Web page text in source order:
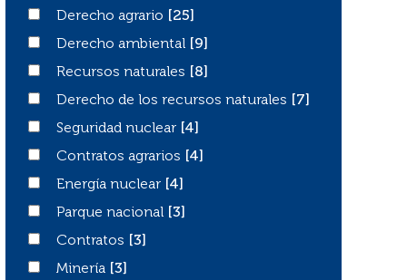
Derecho agrario
Derecho agrario
[25]
Derecho ambiental
Derecho ambiental
[9]
Recursos naturales
Recursos naturales
[8]
Derecho de los recursos naturales
Derecho de los recursos naturales
[7]
Seguridad nuclear
Seguridad nuclear
[4]
Contratos agrarios
Contratos agrarios
[4]
Energía nuclear
Energía nuclear
[4]
Parque nacional
Parque nacional
[3]
Contratos
Contratos
[3]
MineríaMinería [3]